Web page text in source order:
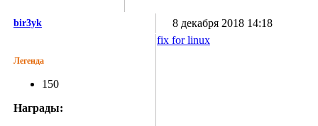
bir3yk 8 декабря 2018 14:18
Легенда
150
Награды:
fix for linux